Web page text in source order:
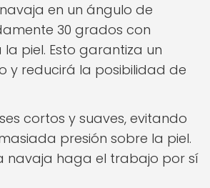
en un ángulo de
30 grados con
piel. Esto garantiza un
y reducirá la posibilidad de
cortos y suaves, evitando
presión sobre la piel.
navaja haga el trabajo por sí